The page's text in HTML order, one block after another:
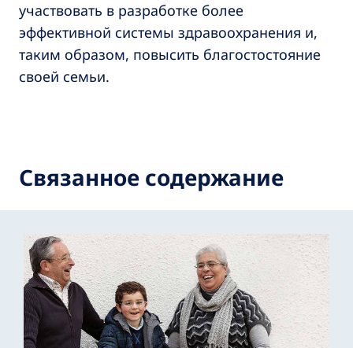
участвовать в разработке более
эффективной системы здравоохранения и,
таким образом, повысить благостостояние
своей семьи.
Связанное содержание